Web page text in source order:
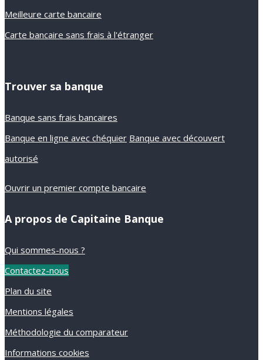
Meilleure carte bancaire
Carte bancaire sans frais à l'étranger
Trouver sa banque
Banque sans frais bancaires
Banque en ligne avec chéquier Banque avec découvert
autorisé
Ouvrir un premier compte bancaire
A propos de Capitaine Banque
Qui sommes-nous ?
Contactez-nous
Plan du site
Mentions légales
Méthodologie du comparateur
Informations cookies